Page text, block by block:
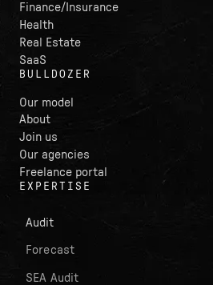
Finance/Insurance
Health
Real Estate
SaaS
BULLDOZER
Our model
About
Join us
Our agencies
Freelance portal
EXPERTISE
Audit
Forecast
SEA Audit